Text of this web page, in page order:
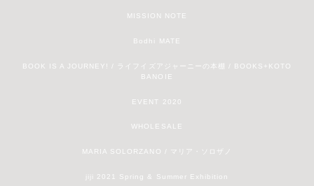
MISSION NOTE
Bodhi MATE
BOOK IS A JOURNEY! / ライフイズアジャーニーの本棚 / BOOKS+KOTO
BANOIE
EVENT 2020
WHOLESALE
MARIA SOLORZANO / マリア・ソロザノ
jiji 2021 Spring & Summer Exhibition